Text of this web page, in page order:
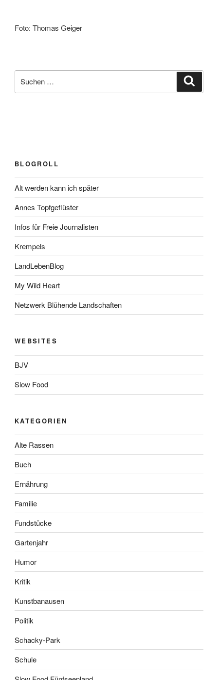
Foto: Thomas Geiger
nach:
BLOGROLL
Alt werden kann ich später
Annes Topfgeflüster
Infos für Freie Journalisten
Krempels
LandLebenBlog
My Wild Heart
Netzwerk Blühende Landschaften
WEBSITES
BJV
Slow Food
KATEGORIEN
Alte Rassen
Buch
Ernährung
Familie
Fundstücke
Gartenjahr
Humor
Kritik
Kunstbanausen
Politik
Schacky-Park
Schule